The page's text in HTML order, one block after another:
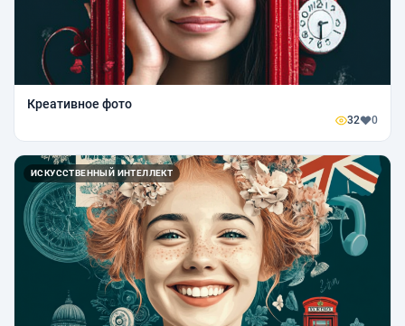
Креативное фото
32 0
ИСКУССТВЕННЫЙ ИНТЕЛЛЕКТ